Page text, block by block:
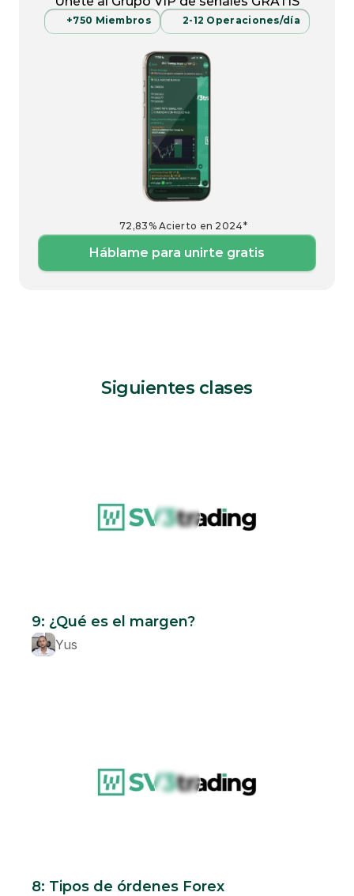
72,83% Acierto en 2024*
Háblame para unirte gratis
+750 Miembros 2-12 Operaciones/día
Siguientes clases
9: ¿Qué es el margen?
Yus
8: Tipos de órdenes Forex